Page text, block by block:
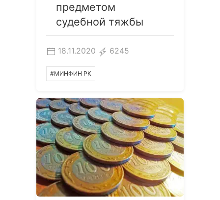
предметом
судебной тяжбы
18.11.2020 6245
#МИНФИН РК